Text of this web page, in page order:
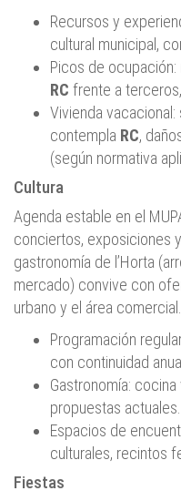
Recursos y
cultural municipal,
Picos de ocupación:
RC frente a
Vivienda
contempla RC,
(según normativa
Cultura
Agenda estable en el
conciertos, exposiciones
gastronomía de l’Horta
mercado) convive con
urbano y el área comercial.
Programación
con continuidad
Gastronomía:
propuestas actuales.
Espacios de
culturales, recintos
Fiestas